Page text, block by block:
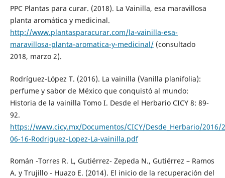
PPC Plantas para curar. (2018). La Vainilla, esa maravillosa
planta aromática y medicinal.
http://www.plantasparacurar.com/la-vainilla-esa-
maravillosa-planta-aromatica-y-medicinal/(consultado
2018, marzo 2).
Rodríguez-López T. (2016). La vainilla (Vanilla planifolia):
perfume y sabor de México que conquistó al mundo:
Historia de la vainilla Tomo I. Desde el Herbario CICY 8: 89-
92.
https://www.cicy.mx/Documentos/CICY/Desde_Herbario/2016/
06-16-Rodriguez-Lopez-La-vainilla.pdf
Román -Torres R. L, Gutiérrez- Zepeda N., Gutiérrez – Ramos
A. y Trujillo - Huazo E. (2014). El inicio de la recuperación del